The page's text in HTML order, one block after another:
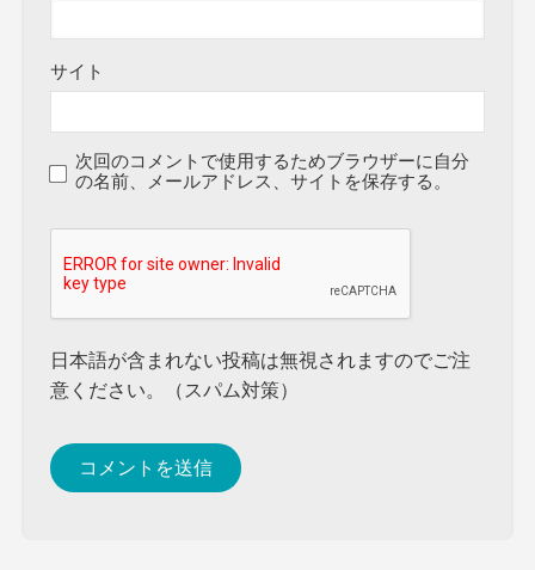
サイト
次回のコメントで使用するためブラウザーに自分
の名前、メールアドレス、サイトを保存する。
日本語が含まれない投稿は無視されますのでご注
意ください。（スパム対策）